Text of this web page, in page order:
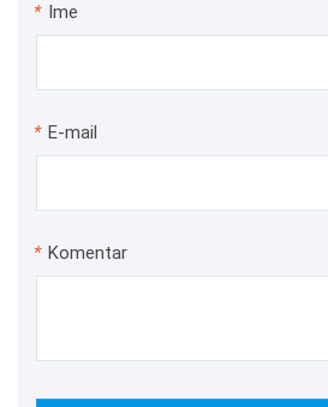
* Ime
* E-mail
* Komentar